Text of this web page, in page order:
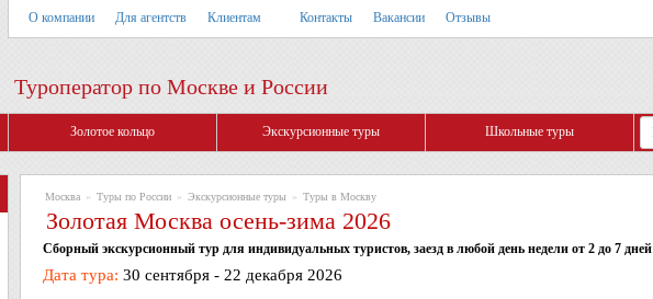
О компании Для агентств Клиентам Контакты Вакансии Отзывы
Туроператор по Москве и России
Золотое кольцо Экскурсионные туры Школьные туры
Москва » Туры по России » Экскурсионные туры » Туры в Москву
Золотая Москва осень-зима 2026
Сборный экскурсионный тур для индивидуальных туристов, заезд в любой день недели от 2 до 7 дней
Дата тура: 30 сентября - 22 декабря 2026